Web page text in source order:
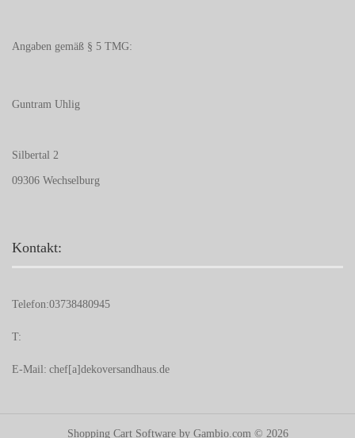
Angaben gemäß § 5 TMG:
Guntram Uhlig
Silbertal 2
09306 Wechselburg
Kontakt:
Telefon:03738480945
T:
E-Mail: chef[a]dekoversandhaus.de
Shopping Cart Softwareby Gambio.com © 2026